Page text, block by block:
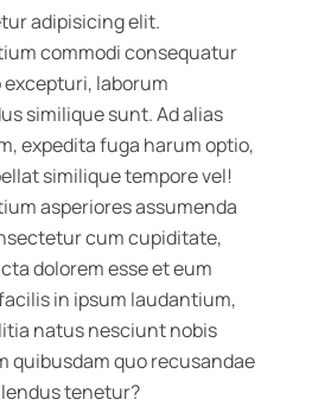
adipisicing elit.
commodi consequatur
laborum
similique sunt. Ad alias
expedita fuga harum optio,
similique tempore vel!
asperiores assumenda
cum cupiditate,
dolorem esse et eum
in ipsum laudantium,
natus nesciunt nobis
quibusdam quo recusandae
tenetur?